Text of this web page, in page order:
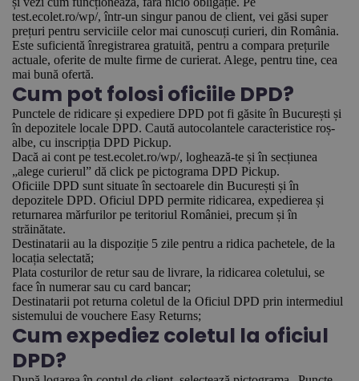
test.ecolet.ro/wp/, într-un singur panou de client, vei găsi super
prețuri pentru serviciile celor mai cunoscuți curieri, din România.
Este suficientă înregistrarea gratuită, pentru a compara prețurile
actuale, oferite de multe firme de curierat. Alege, pentru tine, cea
mai bună ofertă.
Cum pot folosi oficiile DPD?
Punctele de ridicare și expediere DPD pot fi găsite în București și
în depozitele locale DPD. Caută autocolantele caracteristice roș-
albe, cu inscripția DPD Pickup.
Dacă ai cont pe test.ecolet.ro/wp/, loghează-te și în secțiunea
„alege curierul” dă click pe pictograma DPD Pickup.
Oficiile DPD sunt situate în sectoarele din București și în
depozitele DPD. Oficiul DPD permite ridicarea, expedierea și
returnarea mărfurilor pe teritoriul României, precum și în
străinătate.
Destinatarii au la dispoziție 5 zile pentru a ridica pachetele, de la
locația selectată;
Plata costurilor de retur sau de livrare, la ridicarea coletului, se
face în numerar sau cu card bancar;
Destinatarii pot returna coletul de la Oficiul DPD prin intermediul
sistemului de vouchere Easy Returns;
Cum expediez coletul la oficiul
DPD?